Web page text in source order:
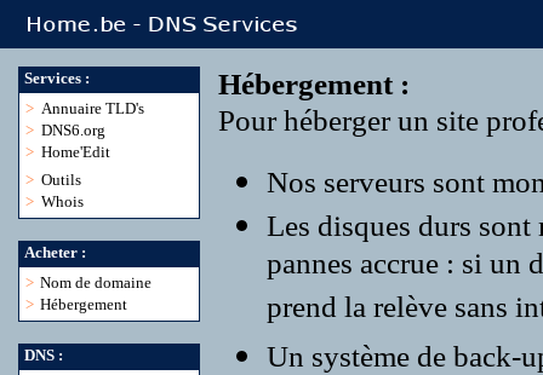
Services :
> Annuaire TLD's
> DNS6.org
> Home'Edit
> Outils
> Whois
Acheter :
> Nom de domaine
> Hébergement
DNS :
Hébergement :
Pour héberger un site
Nos serveurs sont
Les disques durs
pannes accrue : si un
prend la relève sans
Un système de back-